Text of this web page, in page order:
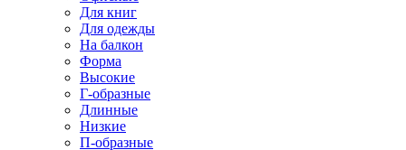
Для книг
Для одежды
На балкон
Форма
Высокие
Г-образные
Длинные
Низкие
П-образные